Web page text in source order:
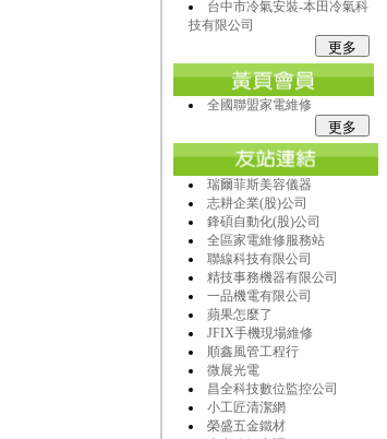
台中市冷氣安裝-本田冷氣科
技有限公司
全國聯盟家電維修
瑞爾菲斯美容儀器
志耕企業(股)公司
鋒碩自動化(股)公司
全區家電維修服務站
聯線科技有限公司
精技事務機器有限公司
一品機電有限公司
蘋果怎麼了
JFIX手機現場維修
順鑫風管工程行
微展光電
昌全科技數位監控公司
小工匠清潔網
榮盛五金鐵材